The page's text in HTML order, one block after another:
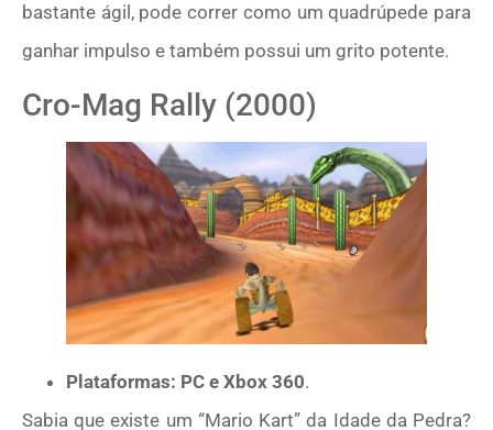
bastante ágil, pode correr como um quadrúpede para
ganhar impulso e também possui um grito potente.
Cro-Mag Rally (2000)
Plataformas: PC e Xbox 360.
Sabia que existe um “Mario Kart” da Idade da Pedra?